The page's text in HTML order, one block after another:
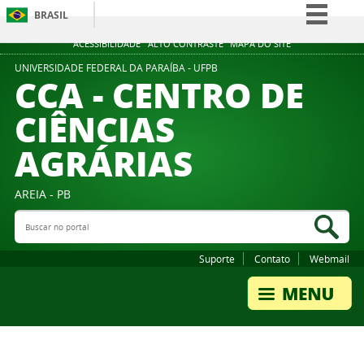
ACESSIBILIDADE ALTO CONTRASTE MAPA DO SITE
BRASIL
Simplifique!
Participe
UNIVERSIDADE FEDERAL DA PARAÍBA - UFPB
CCA - CENTRO DE
CIÊNCIAS
AGRÁRIAS
AREIA - PB
Buscar no portal
Suporte Contato Webmail